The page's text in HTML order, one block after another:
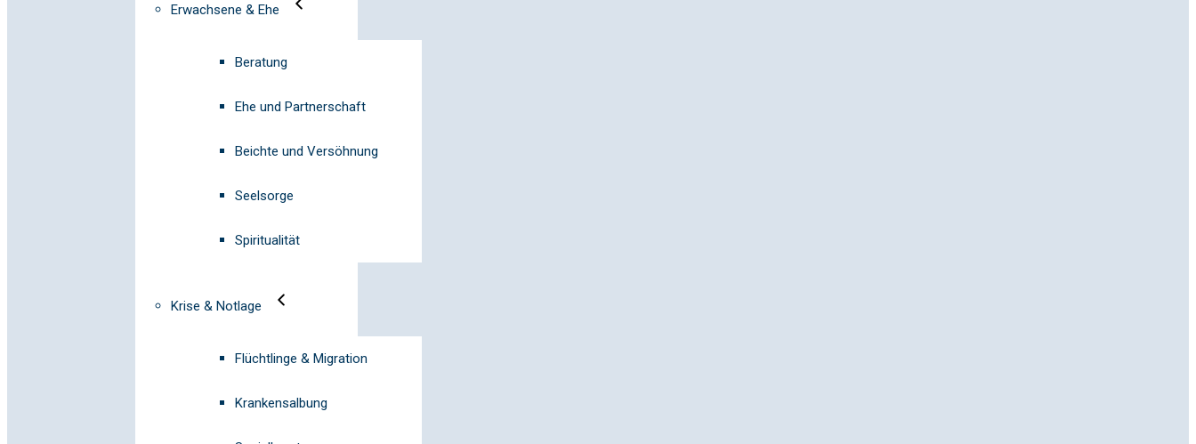
Erwachsene & Ehe
Beratung
Ehe und Partnerschaft
Beichte und Versöhnung
Seelsorge
Spiritualität
Krise & Notlage
Flüchtlinge & Migration
Krankensalbung